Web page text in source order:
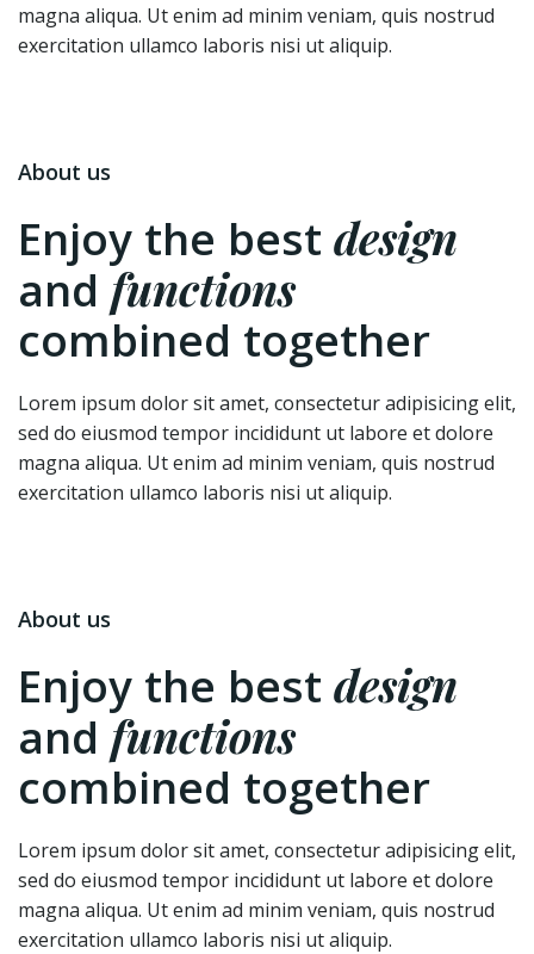
magna aliqua. Ut enim ad minim veniam, quis nostrud
exercitation ullamco laboris nisi ut aliquip.
About us
Enjoy the best design
and functions
combined together
Lorem ipsum dolor sit amet, consectetur adipisicing elit,
sed do eiusmod tempor incididunt ut labore et dolore
magna aliqua. Ut enim ad minim veniam, quis nostrud
exercitation ullamco laboris nisi ut aliquip.
About us
Enjoy the best design
and functions
combined together
Lorem ipsum dolor sit amet, consectetur adipisicing elit,
sed do eiusmod tempor incididunt ut labore et dolore
magna aliqua. Ut enim ad minim veniam, quis nostrud
exercitation ullamco laboris nisi ut aliquip.